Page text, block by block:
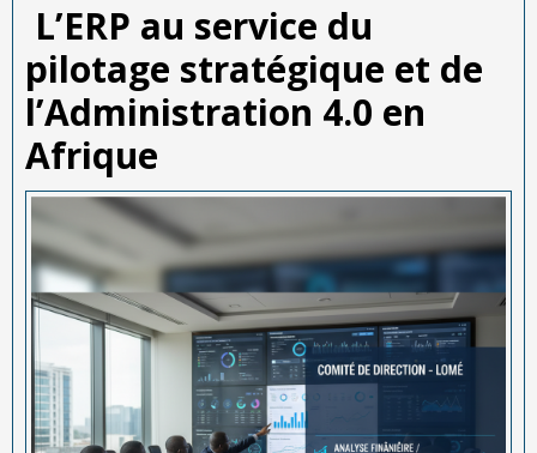
L’ERP au service du
pilotage stratégique et de
l’Administration 4.0 en
Afrique